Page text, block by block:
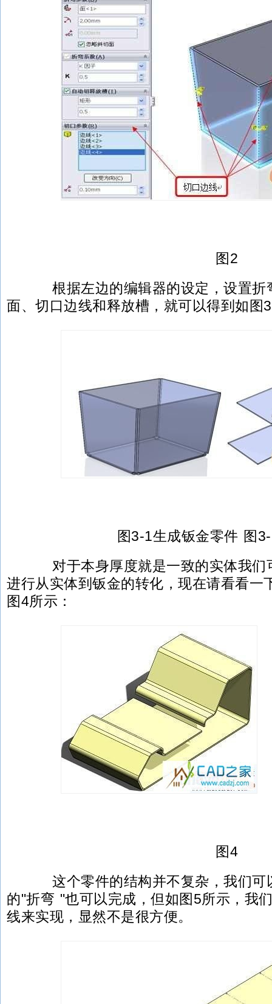
图2
根据左边的编辑器的设定，设置折
面、切口边线和释放槽，就可以得到如图
图3-1生成钣金零件 图3-
对于本身厚度就是一致的实体我们
进行从实体到钣金的转化，现在请看看一
图4所示：
图4
这个零件的结构并不复杂，我们可
的"折弯 "也可以完成，但如图5所示，我
线来实现，显然不是很方便。